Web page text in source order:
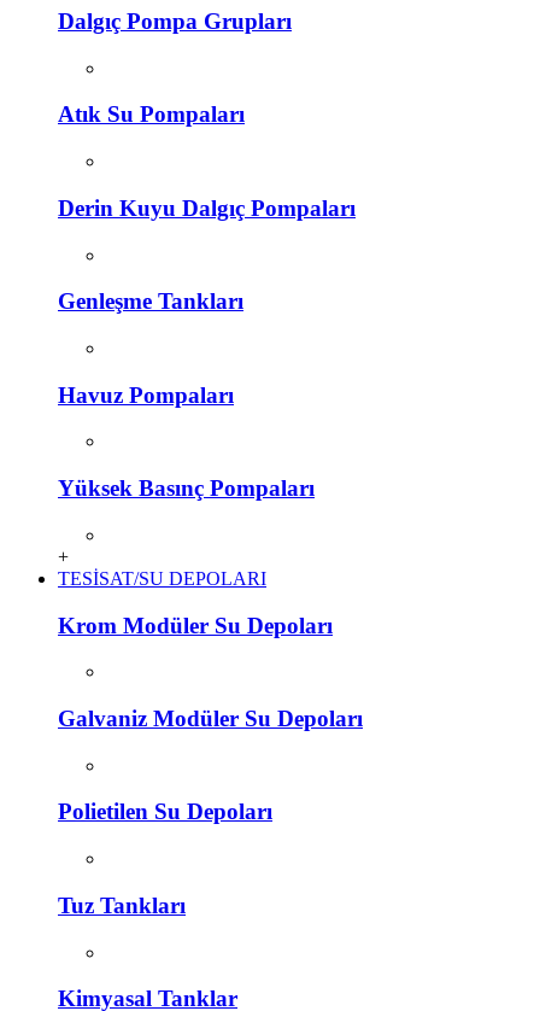
Dalgıç Pompa Grupları
Atık Su Pompaları
Derin Kuyu Dalgıç Pompaları
Genleşme Tankları
Havuz Pompaları
Yüksek Basınç Pompaları
+
TESİSAT/SU DEPOLARI
Krom Modüler Su Depoları
Galvaniz Modüler Su Depoları
Polietilen Su Depoları
Tuz Tankları
Kimyasal Tanklar